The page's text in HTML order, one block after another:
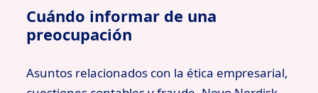
Cuándo informar de una
preocupación
Asuntos relacionados con la ética empresarial,